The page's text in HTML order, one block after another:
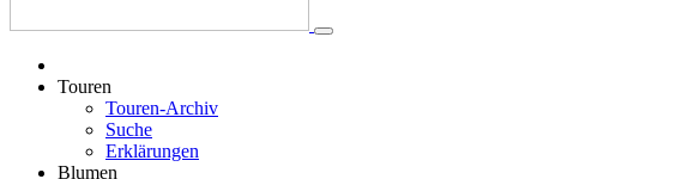
Touren
Touren-Archiv
Suche
Erklärungen
Blumen